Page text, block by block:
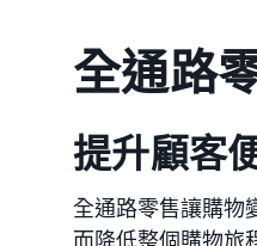
全通路
提升顧客
全通路零售讓購物
而降低整個購物旅